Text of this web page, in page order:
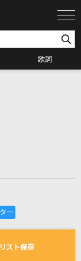
歌詞
覧
スト保存